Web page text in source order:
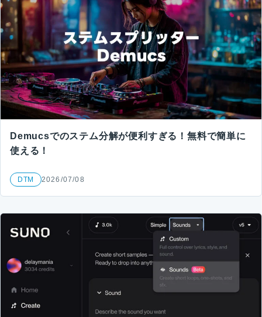
Demucsでのステム分解が便利すぎる！無料で簡単に
使える！
DTM 2026/07/08